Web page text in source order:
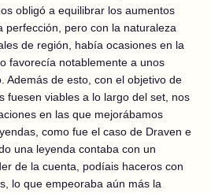
obligó a equilibrar los aumentos
perfección, pero con la naturaleza
de región, había ocasiones en la
favorecía notablemente a unos
Además de esto, con el objetivo de
fuesen viables a lo largo del set, nos
en las que mejorábamos
como fue el caso de Draven e
una leyenda contaba con un
de la cuenta, podíais haceros con
lo que empeoraba aún más la